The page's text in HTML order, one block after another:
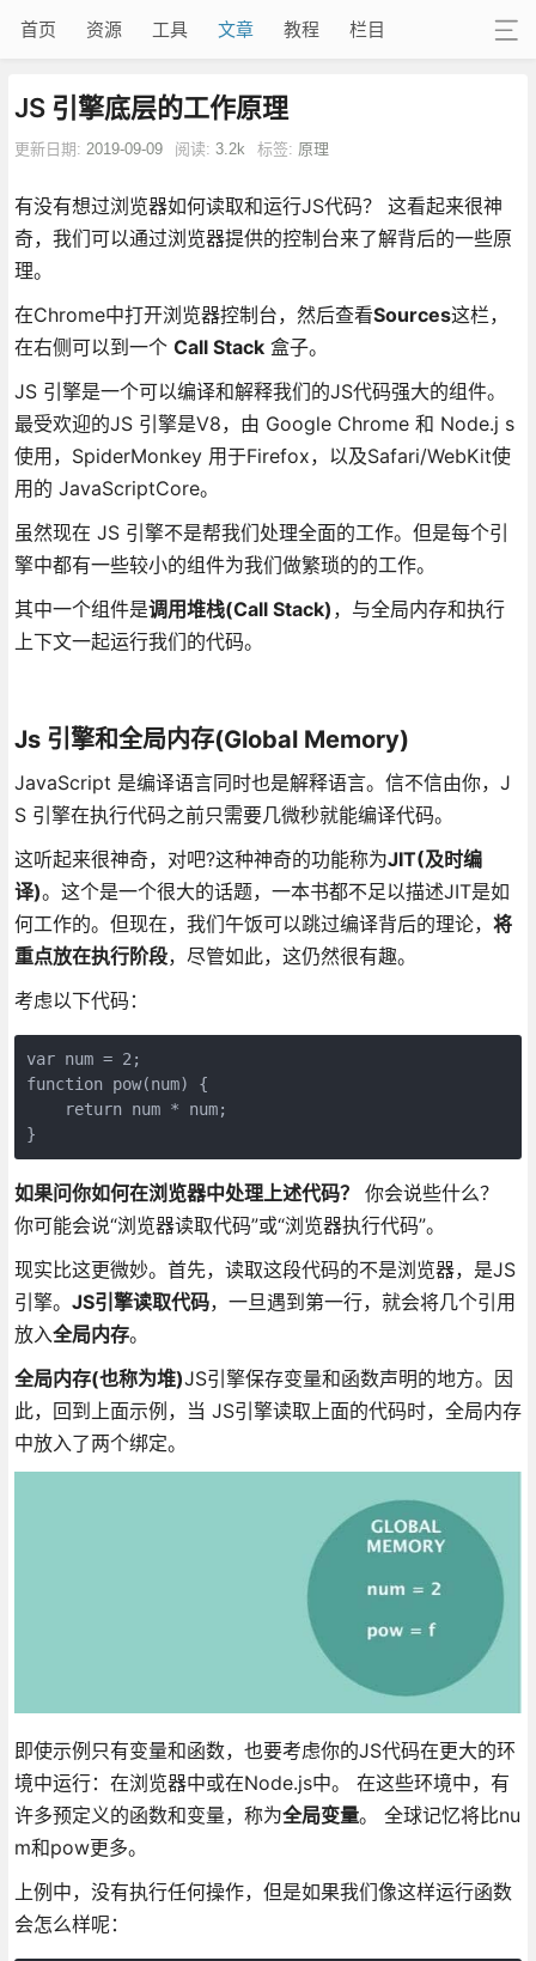
首页 资源 工具 文章 教程 栏目
JS 引擎底层的工作原理
更新日期: 2019-09-09 阅读: 3.2k 标签: 原理
有没有想过浏览器如何读取和运行JS代码？ 这看起来很神
奇，我们可以通过浏览器提供的控制台来了解背后的一些原
理。
在Chrome中打开浏览器控制台，然后查看Sources这栏，
在右侧可以到一个 Call Stack盒子。
JS 引擎是一个可以编译和解释我们的JS代码强大的组件。
最受欢迎的JS 引擎是V8，由 Google Chrome 和 Node.j s
使用，SpiderMonkey 用于Firefox，以及Safari/WebKit使
用的 JavaScriptCore。
虽然现在 JS 引擎不是帮我们处理全面的工作。但是每个引
擎中都有一些较小的组件为我们做繁琐的的工作。
其中一个组件是调用堆栈(Call Stack) ，与全局内存和执行
上下文一起运行我们的代码。
Js 引擎和全局内存(Global Memory)
JavaScript 是编译语言同时也是解释语言。信不信由你，J
S 引擎在执行代码之前只需要几微秒就能编译代码。
这听起来很神奇，对吧?这种神奇的功能称为JIT(及时编
译)。这个是一个很大的话题，一本书都不足以描述JIT是如
何工作的。但现在，我们午饭可以跳过编译背后的理论， 将
重点放在执行阶段，尽管如此，这仍然很有趣。
考虑以下代码：
var num = 2;
function pow(num) {
    return num * num;
如果问你如何在浏览器中处理上述代码？
你会说些什么？
你可能会说“浏览器读取代码”或“浏览器执行代码”。
现实比这更微妙。首先，读取这段代码的不是浏览器，是JS
引擎。 JS引擎读取代码，一旦遇到第一行，就会将几个引用
放入全局内存。
全局内存(也称为堆)JS引擎保存变量和函数声明的地方。因
此，回到上面示例，当 JS引擎读取上面的代码时，全局内存
中放入了两个绑定。
即使示例只有变量和函数，也要考虑你的JS代码在更大的环
境中运行：在浏览器中或在Node.js中。 在这些环境中，有
许多预定义的函数和变量，称为全局变量。 全球记忆将比nu
m和pow更多。
上例中，没有执行任何操作，但是如果我们像这样运行函数
会怎么样呢：